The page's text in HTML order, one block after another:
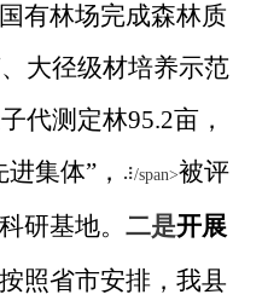
有林场完成森林质
大径级材培养示范
代测定林95.2亩，
集体”，
⠼/span>被评
研基地。 二是开展
按照省市安排 ，我县